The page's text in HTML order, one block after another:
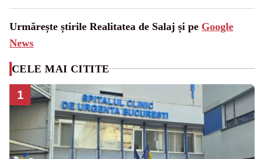
Urmărește știrile Realitatea de Salaj și pe Google
News
CELE MAI CITITE
1